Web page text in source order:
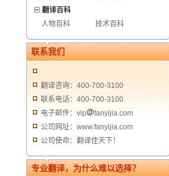
翻译百科
人物百科
技术百科
联系我们
翻译咨询：400-700-3100
联系电话：400-700-3100
电子邮件：vip
fanyijia.com
公司网址：www.fanyijia.com
公司使命：翻译佳天下！
专业翻译，为什么难以选择？